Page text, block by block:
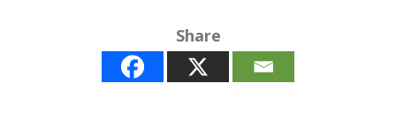
Share